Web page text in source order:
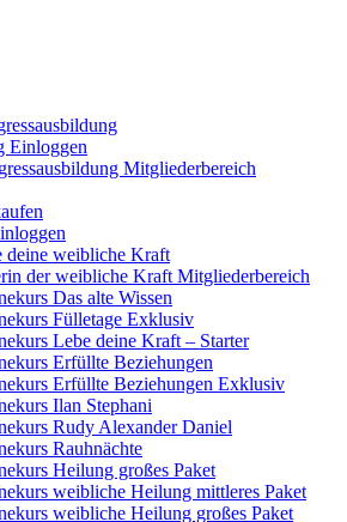
Einloggen
Mitgliederbereich
deine weibliche Kraft
der weibliche Kraft Mitgliederbereich
Das alte Wissen
Fülletage Exklusiv
Lebe deine Kraft – Starter
Erfüllte Beziehungen
Erfüllte Beziehungen Exklusiv
Ilan Stephani
Rudy Alexander Daniel
Rauhnächte
Heilung großes Paket
weibliche Heilung mittleres Paket
weibliche Heilung großes Paket